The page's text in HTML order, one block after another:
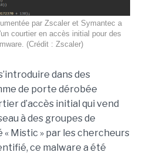
par Zscaler et Symantec a
courtier en accès initial pour des
(Crédit : Zscaler)
dans des
de porte dérobée
d’accès initial qui vend
à des groupes de
Mistic » par les chercheurs
ce malware a été